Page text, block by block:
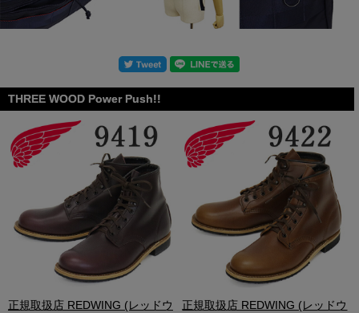
THREE WOOD Power Push!!
正規取扱店 REDWING (レッドウ
正規取扱店 REDWING (レッドウ